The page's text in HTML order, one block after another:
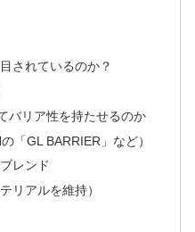
されているのか？
バリア性を持たせるのか
「GL BARRIER」など）
レンド
リアルを維持）